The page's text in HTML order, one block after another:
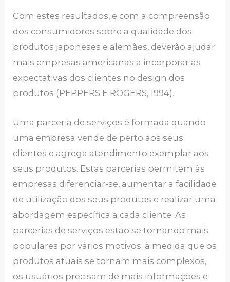
Com estes resultados, e com a compreensão
dos consumidores sobre a qualidade dos
produtos japoneses e alemães, deverão ajudar
mais empresas americanas a incorporar as
expectativas dos clientes no design dos
produtos (PEPPERS E ROGERS, 1994).
Uma parceria de serviços é formada quando
uma empresa vende de perto aos seus
clientes e agrega atendimento exemplar aos
seus produtos. Estas parcerias permitem às
empresas diferenciar-se, aumentar a facilidade
de utilização dos seus produtos e realizar uma
abordagem específica a cada cliente. As
parcerias de serviços estão se tornando mais
populares por vários motivos: à medida que os
produtos atuais se tornam mais complexos,
os usuários precisam de mais informações e